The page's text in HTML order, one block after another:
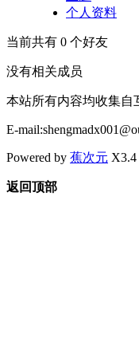
个人资料
当前共有 0 个好友
没有相关成员
本站所有内容均收集自
E-
Powered by 蕉次元
返回顶部